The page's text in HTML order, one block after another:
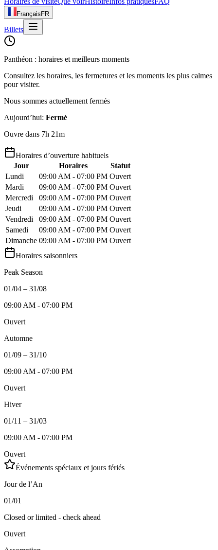
Français FR
Billets
Panthéon : horaires et meilleurs moments
Consultez les horaires, les fermetures et les moments les plus calmes
pour visiter.
Nous sommes actuellement fermés
Aujourd’hui: Fermé
Ouvre dans 7h 21m
Horaires d’ouverture habituels
Jour
Horaires
Statut
Lundi
09:00 AM - 07:00 PM Ouvert
Mardi
09:00 AM - 07:00 PM Ouvert
Mercredi
09:00 AM - 07:00 PM Ouvert
Jeudi
09:00 AM - 07:00 PM Ouvert
Vendredi
09:00 AM - 07:00 PM Ouvert
Samedi
09:00 AM - 07:00 PM Ouvert
Dimanche 09:00 AM - 07:00 PM Ouvert
Horaires saisonniers
Peak Season
01/04 – 31/08
09:00 AM - 07:00 PM
Ouvert
Automne
01/09 – 31/10
09:00 AM - 07:00 PM
Ouvert
Hiver
01/11 – 31/03
09:00 AM - 07:00 PM
Ouvert
Événements spéciaux et jours fériés
Jour de l’An
01/01
Closed or limited - check ahead
Ouvert